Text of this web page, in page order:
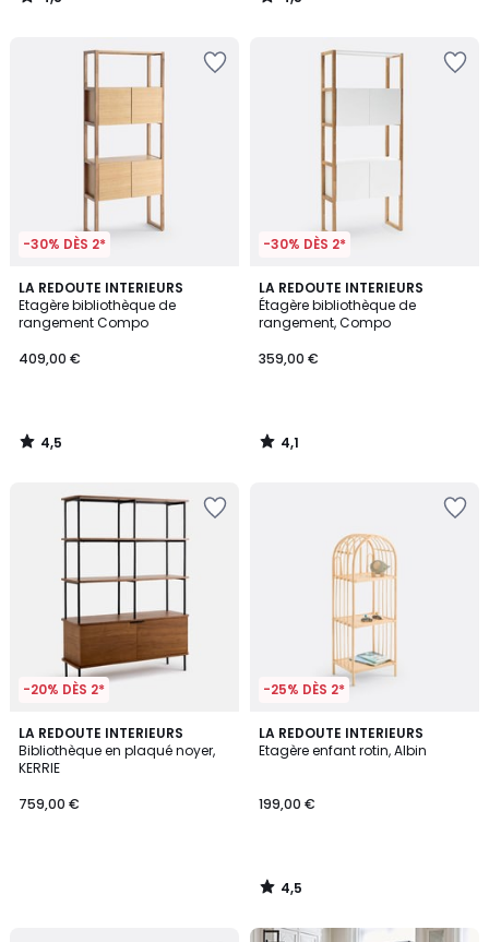
/
/
-30% DÈS 2*
LA REDOUTE INTERIEURS
Etagère bibliothèque de
rangement Compo
409,00 €
4,5
/ 5
4,5
/
-30% DÈS 2*
LA REDOUTE INTERIEURS
Étagère bibliothèque de
rangement, Compo
359,00 €
4,1
/ 5
4,1
/
-20% DÈS 2*
LA REDOUTE INTERIEURS
Bibliothèque en plaqué noyer,
KERRIE
759,00 €
-25% DÈS 2*
LA REDOUTE INTERIEURS
Etagère enfant rotin, Albin
199,00 €
4,5
/ 5
4,5
/